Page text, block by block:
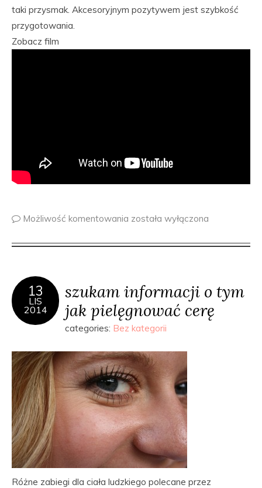
taki przysmak. Akcesoryjnym pozytywem jest szybkość
przygotowania.
Zobacz film
Możliwość komentowania została wyłączona
13
LIS
2014
szukam informacji o tym
jak pielęgnować cerę
categories: Bez kategorii
Różne zabiegi dla ciała ludzkiego polecane przez